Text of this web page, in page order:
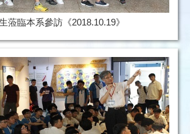
蒞臨本系參訪《2018.10.19》